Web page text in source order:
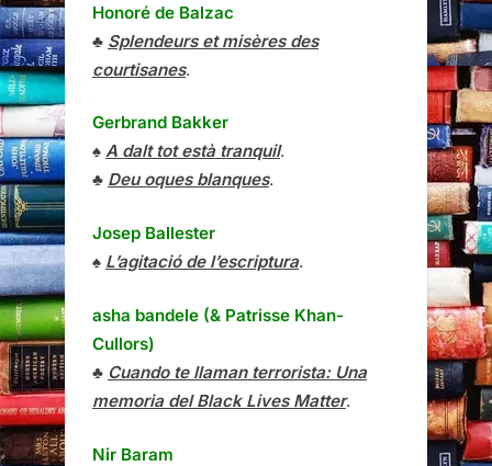
Honoré de Balzac
♣ Splendeurs et misères des
courtisanes.
Gerbrand Bakker
♠ A dalt tot està tranquil.
♣ Deu oques blanques.
Josep Ballester
♠ L’agitació de l’escriptura.
asha bandele (& Patrisse Khan-
Cullors)
♣ Cuando te llaman terrorista: Una
memoria del Black Lives Matter.
Nir Baram